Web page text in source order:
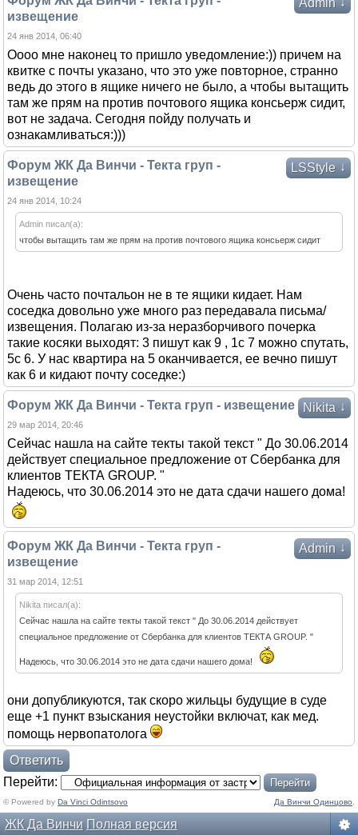
Admin
извещение
24 янв 2014, 06:40
Оооо мне наконец то пришло уведомление:)) причем на
квитке с почты указано, что это уже повторное, странно
ведь до этого в ящике ничего не было, а чтобы вытащить
там же прям на против почтового ящика консьерж сидит,
вот не задача. Сегодня пойду получать и
ознакамливаться:)))
LSStyle ↓
Форум ЖК Да Винчи - Текта груп -
извещение
24 янв 2014, 10:24
Admin писал(а):
чтобы вытащить там же прям на против почтового ящика консьерж сидит
Очень часто почтальон не в те ящики кидает. Нам
соседка довольно уже много раз передавала письма/
извещения. Полагаю из-за неразборчивого почерка
такие косяки выходят: 3 пишут как 9 , 1с 7 можно спутать,
5с 6. У нас квартира на 5 оканчивается, ее вечно пишут
как 6 и кидают почту соседке:)
Nikita ↓
Форум ЖК Да Винчи - Текта груп - извещение
29 мар 2014, 20:46
Сейчас нашла на сайте текты такой текст " До 30.06.2014
действует специальное предложение от Сбербанка для
клиентов ТЕКТА GROUP. "
Надеюсь, что 30.06.2014 это не дата сдачи нашего дома!
Admin ↓
Форум ЖК Да Винчи - Текта груп -
извещение
31 мар 2014, 12:51
Nikita писал(а):
Сейчас нашла на сайте текты такой текст " До 30.06.2014 действует
специальное предложение от Сбербанка для клиентов ТЕКТА GROUP. "
Надеюсь, что 30.06.2014 это не дата сдачи нашего дома!
они допубликуются, так скоро жильцы будущие в суде
еще +1 пункт взыскания неустойки включат, как мед.
помощь нервопатолога
Ответить
Перейти:
© Powered by Da Vinci Odintsovo Да Винчи Одинцово
ЖК Да Винчи Полная версия